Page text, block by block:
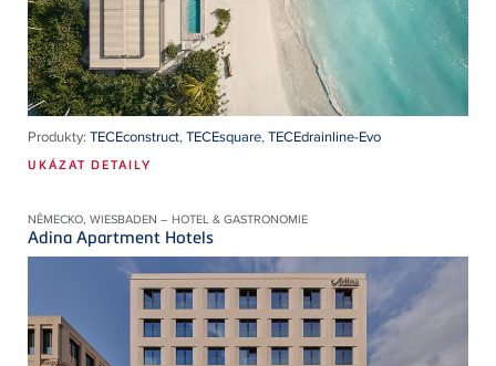
Produkty: TECEconstruct,TECEsquare,TECEdrainline-Evo
UKÁZAT DETAILY
NĚMECKO, WIESBADEN – HOTEL & GASTRONOMIE
Adina Apartment Hotels